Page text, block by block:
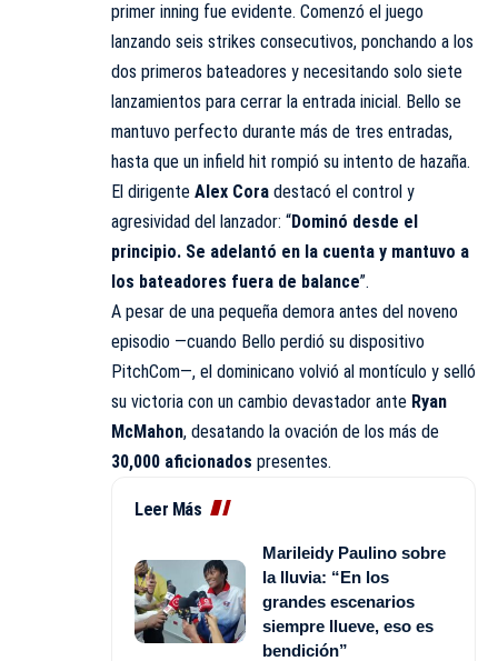
primer inning fue evidente. Comenzó el juego
lanzando seis strikes consecutivos, ponchando a los
dos primeros bateadores y necesitando solo siete
lanzamientos para cerrar la entrada inicial. Bello se
mantuvo perfecto durante más de tres entradas,
hasta que un infield hit rompió su intento de hazaña.
El dirigente Alex Cora destacó el control y
agresividad del lanzador: “Dominó desde el
principio. Se adelantó en la cuenta y mantuvo a
los bateadores fuera de balance”.
A pesar de una pequeña demora antes del noveno
episodio —cuando Bello perdió su dispositivo
PitchCom—, el dominicano volvió al montículo y selló
su victoria con un cambio devastador ante Ryan
McMahon, desatando la ovación de los más de
30,000 aficionados presentes.
Leer Más
Marileidy Paulino sobre
la lluvia: “En los
grandes escenarios
siempre llueve, eso es
bendición”